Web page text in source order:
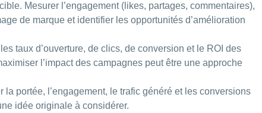
Mesurer l’engagement (likes, partages, commentaires),
de marque et identifier les opportunités d’amélioration
taux d’ouverture, de clics, de conversion et le ROI des
l’impact des campagnes peut être une approche
portée, l’engagement, le trafic généré et les conversions
idée originale à considérer.